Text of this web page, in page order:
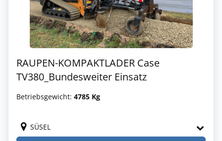
RAUPEN-KOMPAKTLADER Case
TV380_Bundesweiter Einsatz
Betriebsgewicht: 4785 Kg
SÜSEL